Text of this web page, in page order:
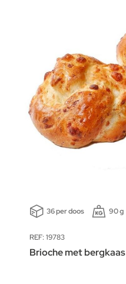
36 per doos 90 g
REF: 19783
Brioche met bergkaas